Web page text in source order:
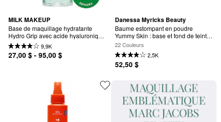
MILK MAKEUP
Base de maquillage hydratante
Hydro Grip avec acide hyaluronique
et niacinamide
9,9K
27,00 $ - 95,00 $
Danessa Myricks Beauty
Baume estompant en poudre
Yummy Skin : base et fond de teint
teinté
22 Couleurs
2,5K
52,50 $